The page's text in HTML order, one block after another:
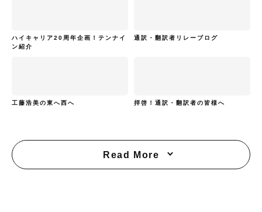
ハイキャリア20周年企画！テンナイ
ン紹介
通訳・翻訳者リレーブログ
工藤浩美の東へ西へ 拝啓！通訳・翻訳者の皆様へ
Read More